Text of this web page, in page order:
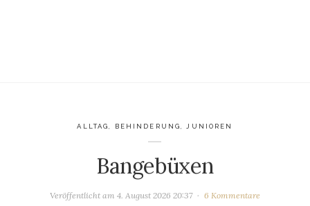
ALLTAG, BEHINDERUNG,JUNIOREN
Bangebüxen
Veröffentlicht am4. August 2026 20:37 6 Kommentare